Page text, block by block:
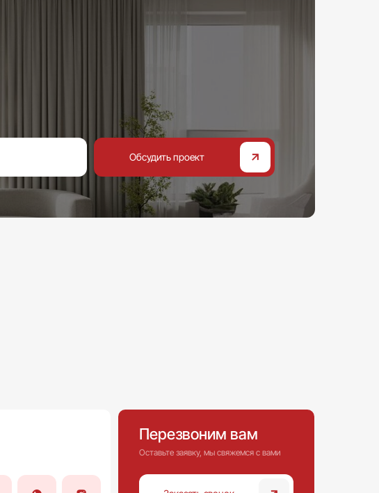
Обсудить проект
Оставьте заявку, мы свяжемся с вами
Перезвоним вам